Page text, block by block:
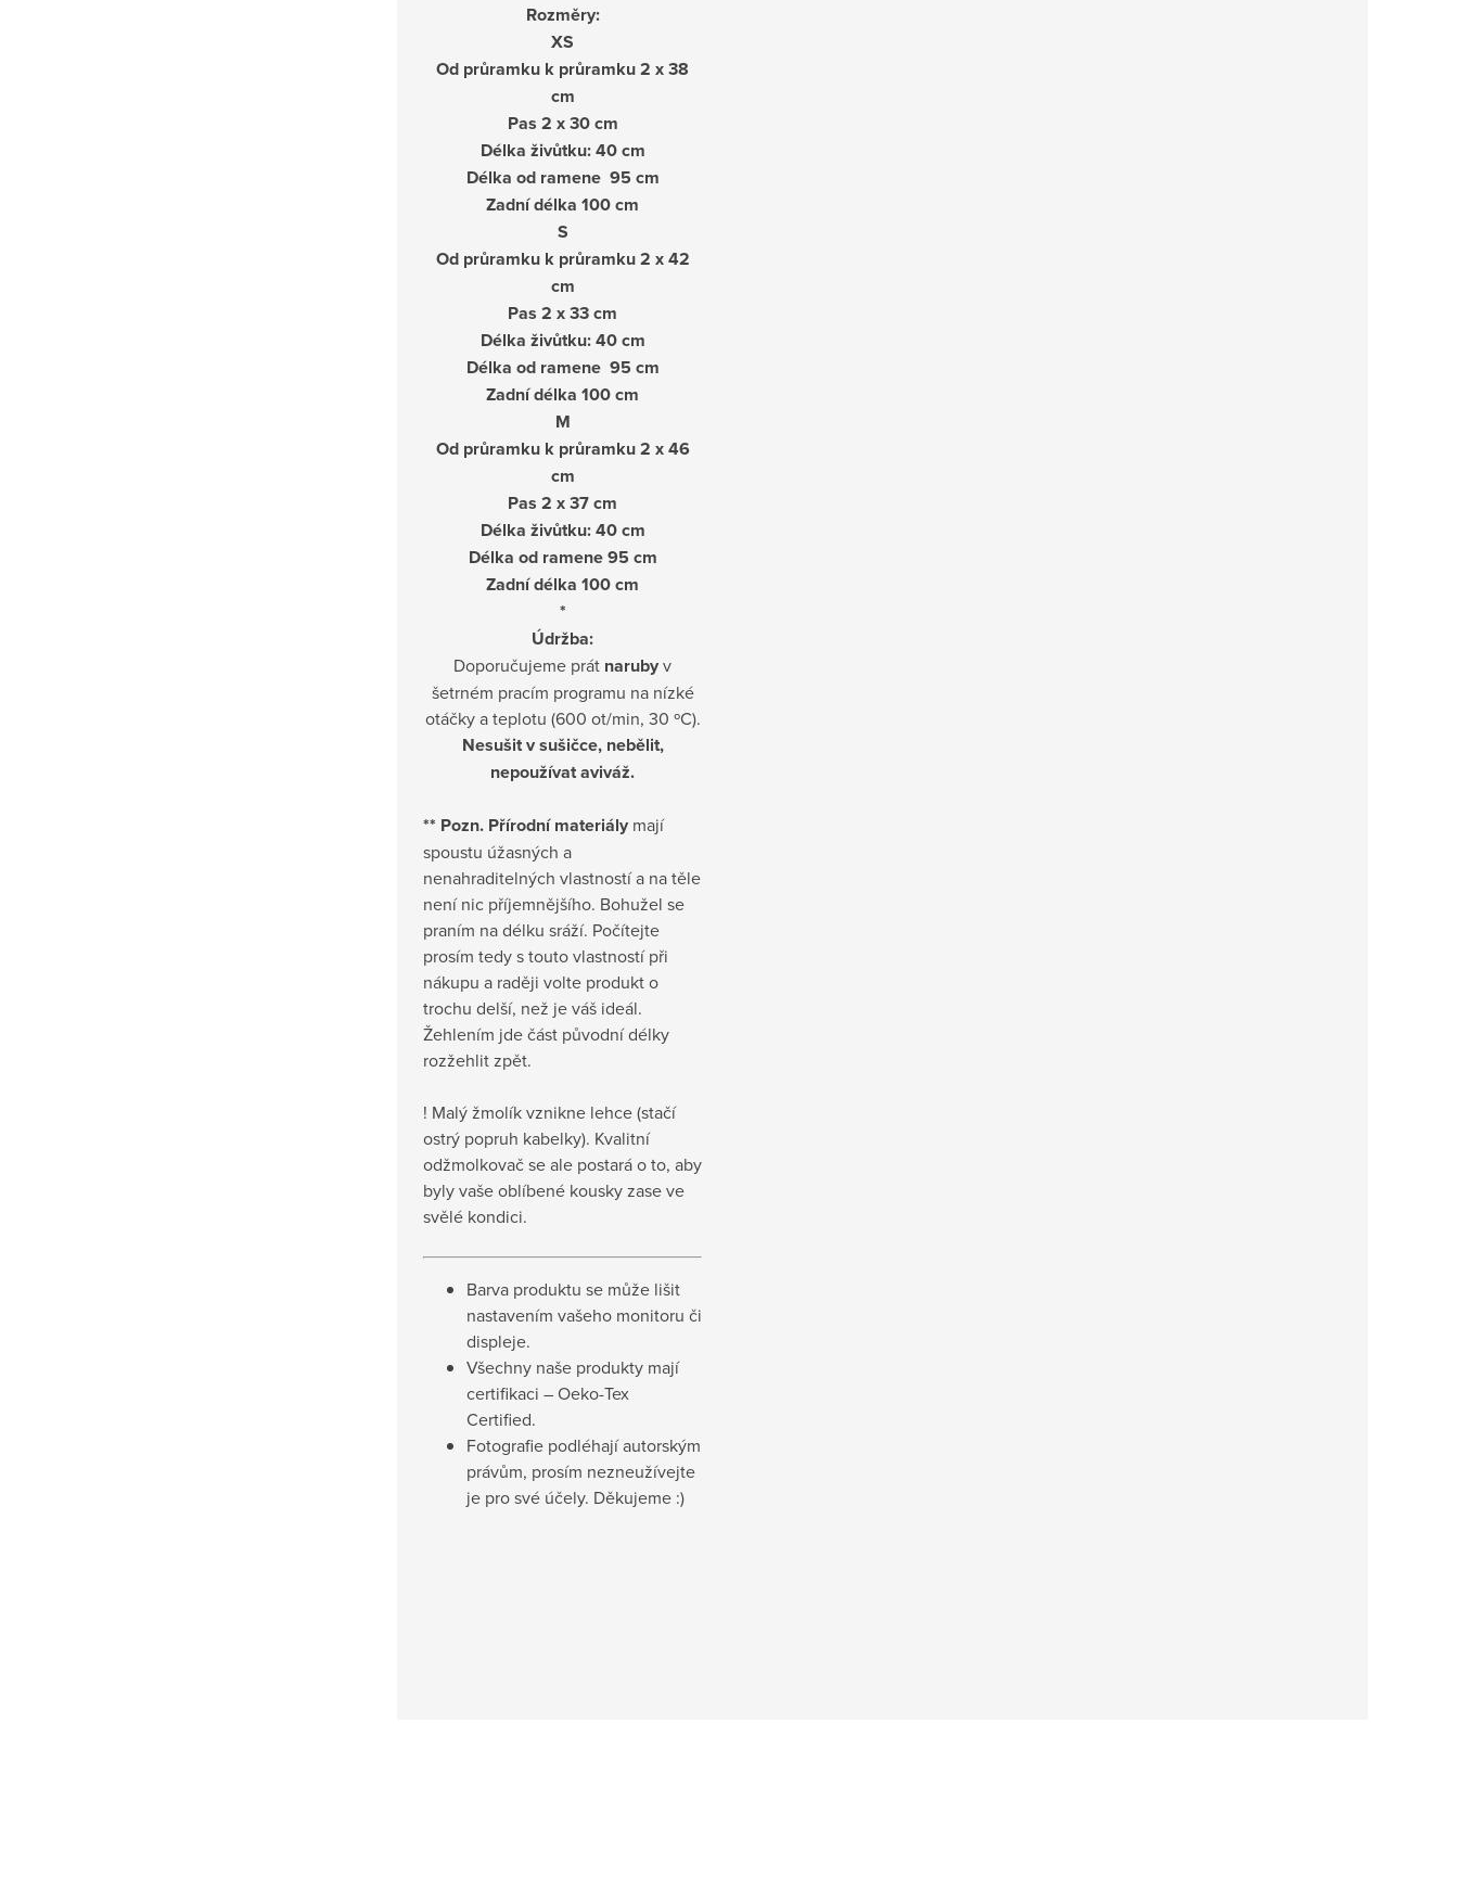
Rozměry:
XS
Od průramku k průramku 2 x 38
cm
Pas 2 x 30 cm
Délka živůtku: 40 cm
Délka od ramene 95 cm
Zadní délka 100 cm
S
Od průramku k průramku 2 x 42
cm
Pas 2 x 33 cm
Délka živůtku: 40 cm
Délka od ramene 95 cm
Zadní délka 100 cm
M
Od průramku k průramku 2 x 46
cm
Pas 2 x 37 cm
Délka živůtku: 40 cm
Délka od ramene 95 cm
Zadní délka 100 cm
*
Údržba:
Doporučujeme prát narubyv
šetrném pracím programu na nízké
otáčky a teplotu (600 ot/min, 30 ºC).
Nesušit v sušičce, nebělit,
nepoužívat aviváž.
** Pozn. Přírodní materiály mají
spoustu úžasných a
nenahraditelných vlastností a na těle
není nic příjemnějšího. Bohužel se
praním na délku sráží. Počítejte
prosím tedy s touto vlastností při
nákupu a raději volte produkt o
trochu delší, než je váš ideál.
Žehlením jde část původní délky
rozžehlit zpět.
! Malý žmolík vznikne lehce (stačí
ostrý popruh kabelky). Kvalitní
odžmolkovač se ale postará o to, aby
byly vaše oblíbené kousky zase ve
svělé kondici.
Barva produktu se může lišit
nastavením vašeho monitoru či
displeje.
Všechny naše produkty mají
certifikaci – Oeko-Tex
Certified.
Fotografie podléhají autorským
právům, prosím nezneužívejte
je pro své účely. Děkujeme :)